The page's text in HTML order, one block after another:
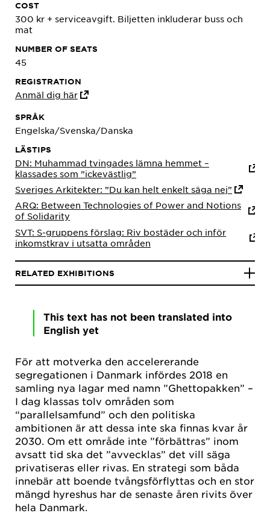
This text has not been translated into
English yet
För att motverka den accelererande
segregationen i Danmark infördes 2018 en
samling nya lagar med namn ”Ghettopakken” –
I dag klassas tolv områden som
“parallelsamfund” och den politiska
ambitionen är att dessa inte ska finnas kvar år
2030. Om ett område inte ”förbättras” inom
avsatt tid ska det ”avvecklas” det vill säga
privatiseras eller rivas. En strategi som båda
innebär att boende tvångsförflyttas och en stor
mängd hyreshus har de senaste åren rivits över
hela Danmark.
COST
300 kr + serviceavgift. Biljetten inkluderar buss och
mat
NUMBER OF SEATS
45
REGISTRATION
Anmäl dig här
SPRÅK
Engelska/Svenska/Danska
LÄSTIPS
DN: Muhammad tvingades lämna hemmet –
klassades som ”ickevästlig”
Sveriges Arkitekter: ”Du kan helt enkelt säga nej”
ARQ: Between Technologies of Power and Notions
of Solidarity
SVT: S-gruppens förslag: Riv bostäder och inför
inkomstkrav i utsatta områden
RELATED EXHIBITIONS